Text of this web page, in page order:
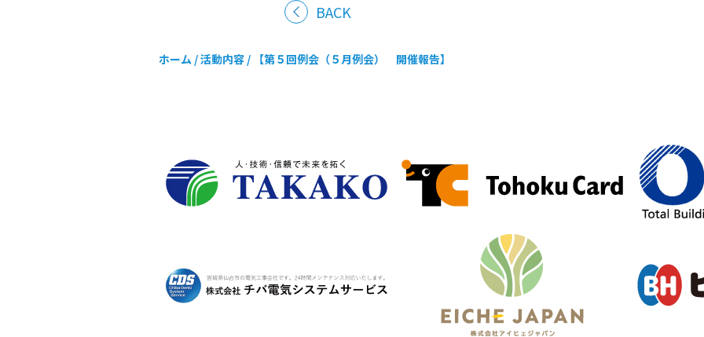
BACK
ホーム /活動内容 / 【第５回例会（５月例会） 開催報告】